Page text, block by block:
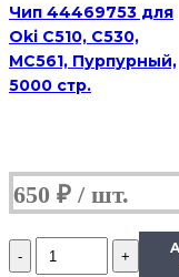
CLJ
Pro
M154/MFP
M180/M181
Чип 44469753 для
Oki C510, C530,
MC561, Пурпурный,
5000 стр.
650 ₽
Количество
Чип